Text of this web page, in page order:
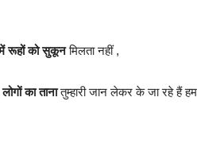
रूहों को सुकूनमिलता नहीं ,
लोगों का तानातुम्हारी जान लेकर के जा रहे हैं